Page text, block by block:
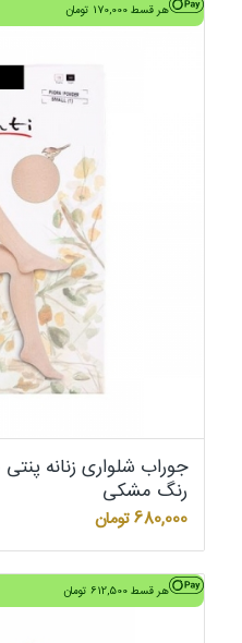
هر قسط170,000 تومان
رنگ مشکی
680,000تومان
هر قسط612,500 تومان